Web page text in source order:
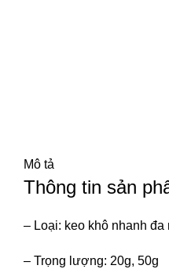
Mô tả
Thông tin sản
– Loại: keo khô nhanh đa
– Trọng lượng: 20g, 50g